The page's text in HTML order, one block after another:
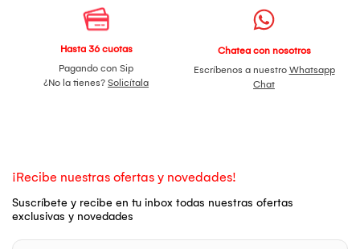
Hasta 36 cuotas
Pagando con Sip
¿No la tienes? Solicítala
Chatea con nosotros
Escríbenos a nuestro Whatsapp
Chat
¡Recibe nuestras ofertas y novedades!
Suscríbete y recibe en tu inbox todas nuestras ofertas
exclusivas y novedades